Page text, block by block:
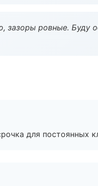
зазоры ровные. Буду
для постоянных